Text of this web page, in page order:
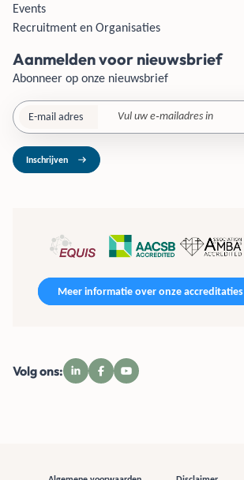
Events
Recruitment en Organisaties
Aanmelden voor nieuwsbrief
Abonneer op onze nieuwsbrief
E-mail adres
Inschrijven
Meer informatie over onze accreditaties
Volg ons: